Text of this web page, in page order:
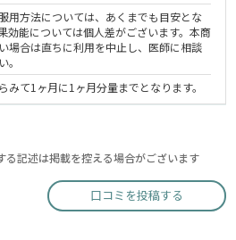
用方法については、あくまでも目安とな
効能については個人差がございます。本商
場合は直ちに利用を中止し、医師に相談
。
みて1ヶ月に1ヶ月分量までとなります。
記述は掲載を控える場合がございます
口コミを投稿する